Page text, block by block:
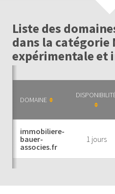
Liste des
dans la catégorie
expérimentale et
DOMAINE
immobiliere-
bauer-
associes.fr
1 jours